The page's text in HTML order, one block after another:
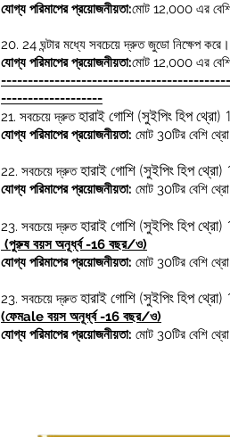
যোগ্য পরিমাপের প্রয়োজনীয়তা:মোট 12,000 এর
20. 24 ঘন্টার মধ্যে সবচেয়ে দ্রুত জুডো নিক্ষেপ
যোগ্য পরিমাপের প্রয়োজনীয়তা:মোট 12,000 এর
-------------------
21. সবচেয়ে দ্রুতহারাই গোশি (সুইপিং হিপ থ্রো)
যোগ্য পরিমাপের প্রয়োজনীয়তা: মোট 30টির বেশি
22. সবচেয়ে দ্রুতহারাই গোশি (সুইপিং হিপ থ্রো)
যোগ্য পরিমাপের প্রয়োজনীয়তা: মোট 30টির বেশি
23. সবচেয়ে দ্রুতহারাই গোশি (সুইপিং হিপ থ্রো)
(পুরুষ বয়স অনূর্ধ্ব -16 বছর/ও)
যোগ্য পরিমাপের প্রয়োজনীয়তা: মোট 30টির বেশি
23. সবচেয়ে দ্রুতহারাই গোশি (সুইপিং হিপ থ্রো)
(ফেমale বয়স অনূর্ধ্ব -16 বছর/ও)
যোগ্য পরিমাপের প্রয়োজনীয়তা: মোট 30টির বেশি